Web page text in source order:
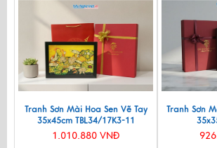
Tranh Sơn Mài Hoa Sen Vẽ Tay
35x45cm TBL34/17K3-11
1.010.880 VNĐ
Tranh Sơn